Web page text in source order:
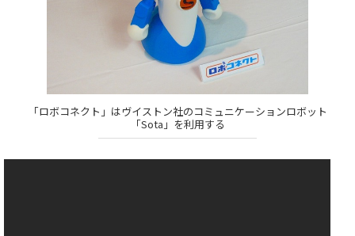
「ロボコネクト」はヴイストン社のコミュニケーションロボット
「Sota」を利用する